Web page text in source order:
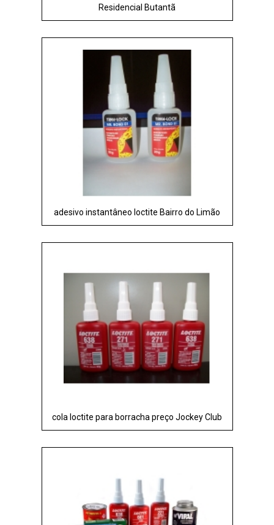
Residencial Butantã
adesivo instantâneo loctite Bairro do Limão
cola loctite para borracha preço Jockey Club